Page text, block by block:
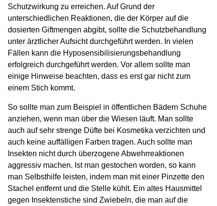
Schutzwirkung zu erreichen. Auf Grund der
unterschiedlichen Reaktionen, die der Körper auf die
dosierten Giftmengen abgibt, sollte die Schutzbehandlung
unter ärztlicher Aufsicht durchgeführt werden. In vielen
Fällen kann die Hyposensibilisierungsbehandlung
erfolgreich durchgeführt werden. Vor allem sollte man
einige Hinweise beachten, dass es erst gar nicht zum
einem Stich kommt.
So sollte man zum Beispiel in öffentlichen Bädern Schuhe
anziehen, wenn man über die Wiesen läuft. Man sollte
auch auf sehr strenge Düfte bei Kosmetika verzichten und
auch keine auffälligen Farben tragen. Auch sollte man
Insekten nicht durch überzogene Abwehrreaktionen
aggressiv machen. Ist man gestochen worden, so kann
man Selbsthilfe leisten, indem man mit einer Pinzette den
Stachel entfernt und die Stelle kühlt. Ein altes Hausmittel
gegen Insektenstiche sind Zwiebeln, die man auf die